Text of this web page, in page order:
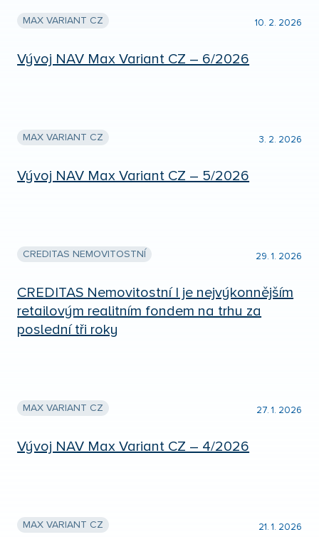
MAX VARIANT CZ 10. 2. 2026
Vývoj NAV Max Variant CZ – 6/2026
MAX VARIANT CZ 3. 2. 2026
Vývoj NAV Max Variant CZ – 5/2026
CREDITAS NEMOVITOSTNÍ 29. 1. 2026
CREDITAS Nemovitostní I je nejvýkonnějším
retailovým realitním fondem na trhu za
poslední tři roky
MAX VARIANT CZ 27. 1. 2026
Vývoj NAV Max Variant CZ – 4/2026
MAX VARIANT CZ 21. 1. 2026